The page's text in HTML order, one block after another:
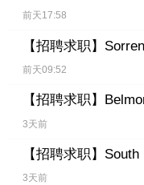
前天17:58
【招聘求职】
前天09:52
【招聘求职】
3天前
【招聘求职】 South
3天前